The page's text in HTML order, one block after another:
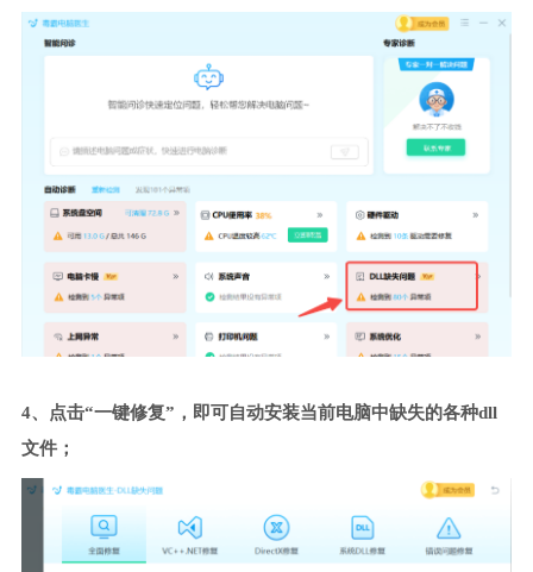
4、点击“一键修复”，即可自动安装当前电脑中缺失的各种dll
文件；